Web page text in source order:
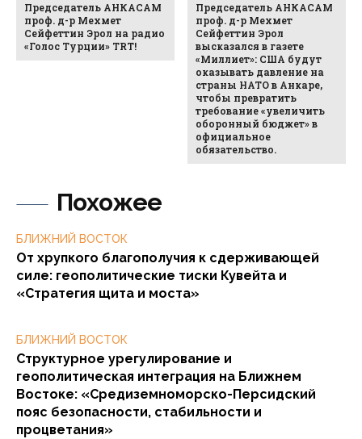
Похожее
БЛИЖНИЙ ВОСТОК
От хрупкого благополучия к сдерживающей
силе: геополитические тиски Кувейта и
«Стратегия щита и моста»
БЛИЖНИЙ ВОСТОК
Структурное урегулирование и
геополитическая интеграция на Ближнем
Востоке: «Средиземноморско-Персидский
пояс безопасности, стабильности и
процветания»
Председатель АНКАСАМ
проф. д-р Мехмет
Сейфеттин Эрол на радио
«Голос Турции» TRT!
Председатель АНКАСАМ
проф. д-р Мехмет
Сейфеттин Эрол
высказался в газете
«Миллиет»: США будут
оказывать давление на
страны НАТО в Анкаре,
чтобы превратить
требование «увеличить
оборонный бюджет» в
официальное
обязательство.